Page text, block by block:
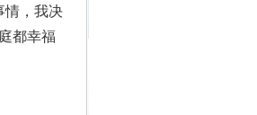
情，我决
都幸福